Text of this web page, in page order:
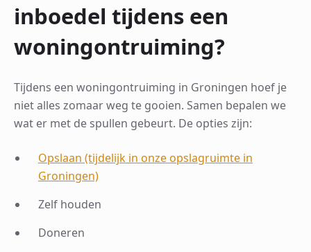
inboedel tijdens een
woningontruiming?
Tijdens een woningontruiming in Groningen hoef je
niet alles zomaar weg te gooien. Samen bepalen we
wat er met de spullen gebeurt. De opties zijn:
Opslaan (tijdelijk in onze opslagruimte in
Groningen)
Zelf houden
Doneren